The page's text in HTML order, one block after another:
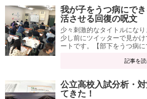
我が子をうつ病にで
活させる回復の呪文
少々刺激的なタイトルにな
少し前にツイッターで見か
ートです。【部下をうつ病
記事を
公立高校入試分析・
てきた！